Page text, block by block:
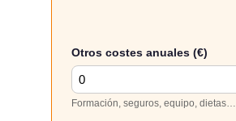
Otros costes anuales (€)
Formación, seguros, equipo, dietas…